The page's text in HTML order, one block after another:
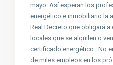
mayo. Así esperan los
energético e inmobiliario la
Real Decreto que obligará
locales que se alquilen o
certificado energético. No
de miles empleos en los